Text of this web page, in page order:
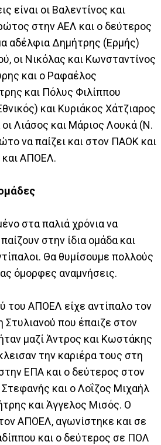
είναι οι Βαλεντίνος και
στην ΑΕΛ και ο δεύτερος
αδέλφια Δημήτρης (Ερμής)
οι Νικόλας και Κωνσταντίνος
και ο Ραφαέλος
και Πόλυς Φιλίππου
και Κυριάκος Χάτζιαρος
Λιάσος και Μάριος Λουκά (Ν.
να παίζει και στον ΠΑΟΚ και
ΑΠΟΕΛ.
στα παλιά χρόνια να
στην ίδια ομάδα και
Θα θυμίσουμε πολλούς
όμορφες αναμνήσεις.
του ΑΠΟΕΛ είχε αντίπαλο τον
που έπαιζε στον
μαζί Άντρος και Κωστάκης
την καριέρα τους στη
ΕΠΑ και ο δεύτερος στον
και ο Λοΐζος Μιχαήλ
και Άγγελος Μισός. Ο
ΑΠΟΕΛ, αγωνίστηκε και σε
και ο δεύτερος σε ΠΟΛ